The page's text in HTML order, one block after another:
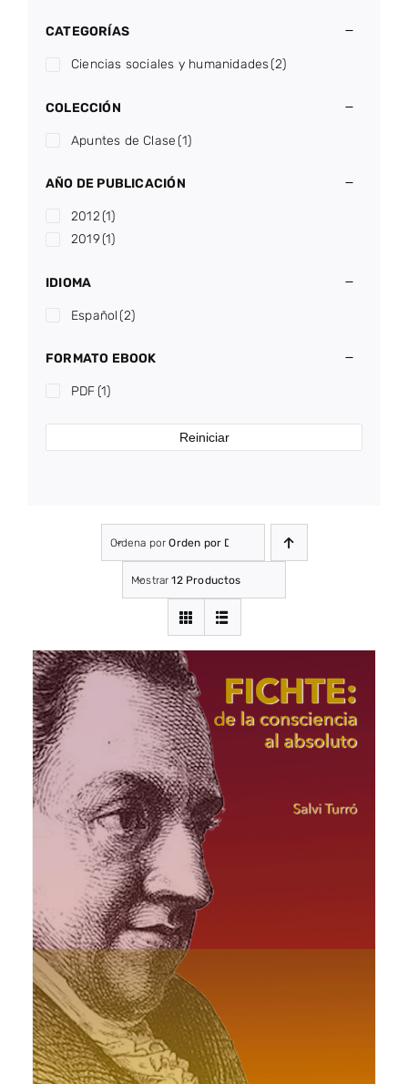
CATEGORÍAS
Ciencias sociales y humanidades(2)
COLECCIÓN
Apuntes de Clase(1)
AÑO DE PUBLICACIÓN
2012(1)
2019(1)
IDIOMA
Español (2)
FORMATO EBOOK
PDF(1)
Reiniciar
Ordena porOrden por Defecto
Mostrar12 Productos